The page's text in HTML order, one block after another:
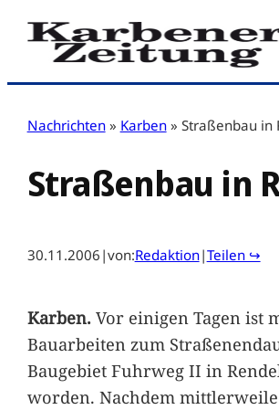
Zum
Inhalt
Nachrichten » Karben » Straßenbau in
Straßenbau in
30.11.2006 |von:Redaktion|Teilen ↪
Karben.Vor einigen Tagen ist
Bauarbeiten zum
Baugebiet Fuhrweg II in
worden. Nachdem